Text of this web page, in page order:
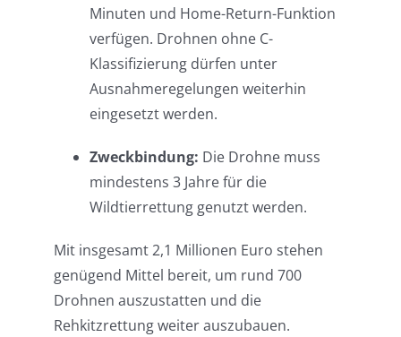
Minuten und Home-Return-Funktion
verfügen. Drohnen ohne C-
Klassifizierung dürfen unter
Ausnahmeregelungen weiterhin
eingesetzt werden.
Zweckbindung: Die Drohne muss
mindestens 3 Jahre für die
Wildtierrettung genutzt werden.
Mit insgesamt 2,1 Millionen Euro stehen
genügend Mittel bereit, um rund 700
Drohnen auszustatten und die
Rehkitzrettung weiter auszubauen.